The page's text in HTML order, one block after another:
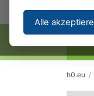
h0.eu /
Alle